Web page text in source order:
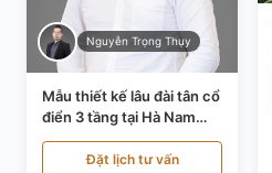
Nguyễn Trọng Thụy
Mẫu thiết kế lâu đài tân cổ
điển 3 tầng tại Hà Nam
KT24821
Đặt lịch tư vấn